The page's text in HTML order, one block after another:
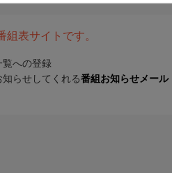
表サイトです。
覧への登録
らせしてくれる番組お知らせメール